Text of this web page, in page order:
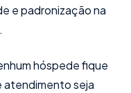
e padronização na
hóspede fique
atendimento seja